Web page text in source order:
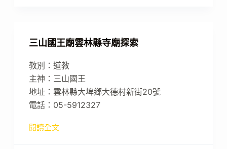
三山國王廟雲林縣寺廟探索
教別：道教
主神：三山國王
地址：雲林縣大埤鄉大德村新街20號
電話：05-5912327
閱讀全文